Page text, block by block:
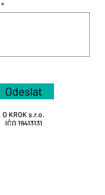
Odeslat
O KROK s.r.o.
IČO 19413131